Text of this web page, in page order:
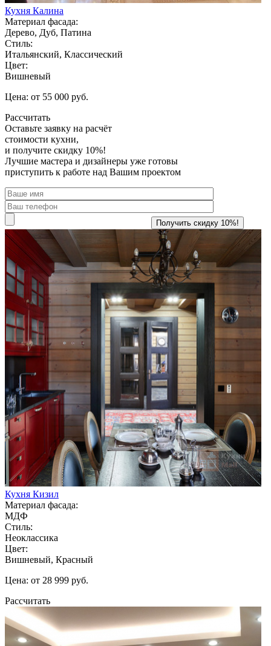
Кухня Калина
Материал фасада:
Дерево, Дуб, Патина
Стиль:
Итальянский, Классический
Цвет:
Вишневый
Цена: от 55 000 руб.
Рассчитать
Оставьте заявку на расчёт
стоимости кухни,
и получите скидку 10%!
Лучшие мастера и дизайнеры уже готовы
приступить к работе над Вашим проектом
Кухня Кизил
Материал фасада:
МДФ
Стиль:
Неоклассика
Цвет:
Вишневый, Красный
Цена: от 28 999 руб.
Рассчитать